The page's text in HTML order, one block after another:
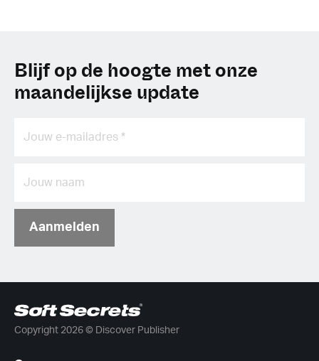
Blijf op de hoogte met onze
maandelijkse update
Aanmelden
Copyright 2026 © Discover Publisher